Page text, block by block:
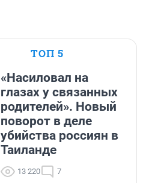
ТОП 5
«Насиловал на
глазах у связанных
родителей». Новый
поворот в деле
убийства россиян в
Таиланде
13 220 7